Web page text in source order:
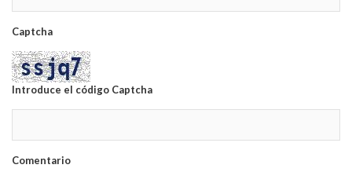
Captcha
Introduce el código Captcha
Comentario